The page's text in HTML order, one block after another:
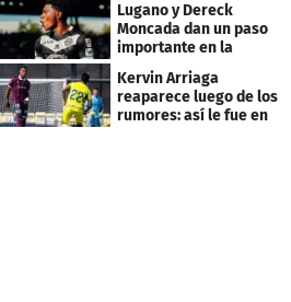
Lugano y Dereck
Moncada dan un paso
importante en la
Conference League
Kervin Arriaga
reaparece luego de los
rumores: así le fue en